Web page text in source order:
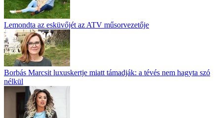
Lemondta az esküvőjét az ATV műsorvezetője
Borbás Marcsit luxuskertje miatt támadják: a tévés nem hagyta szó
nélkül